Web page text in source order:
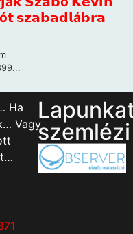
Ha
Vagyszemlézi